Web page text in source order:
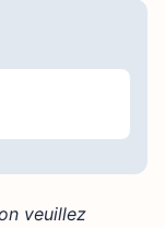
veuillez